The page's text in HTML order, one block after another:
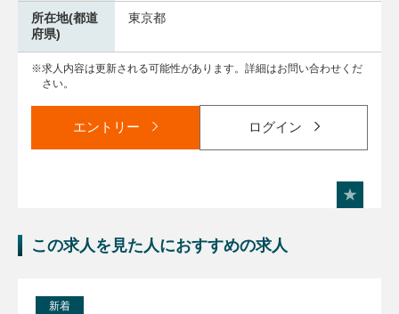
所在地(都道
府県)
東京都
求人内容は更新される可能性があります。詳細はお問い合わせくだ
さい。
エントリー ログイン
この求人を見た人におすすめの求人
新着